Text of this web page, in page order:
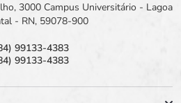
3000 Campus Universitário - Lagoa
- RN, 59078-900
99133-4383
99133-4383